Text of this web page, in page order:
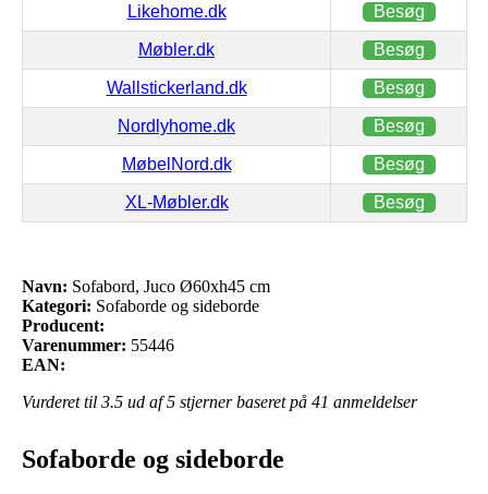
Likehome.dk Besøg
Møbler.dk Besøg
Wallstickerland.dk Besøg
Nordlyhome.dk Besøg
MøbelNord.dk Besøg
XL-Møbler.dk Besøg
Navn: Sofabord, Juco Ø60xh45 cm
Kategori: Sofaborde og sideborde
Producent:
Varenummer: 55446
EAN:
Vurderet til 3.5 ud af 5 stjerner baseret på 41 anmeldelser
Sofaborde og sideborde